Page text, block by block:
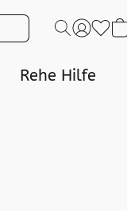
Rehe Hilfe